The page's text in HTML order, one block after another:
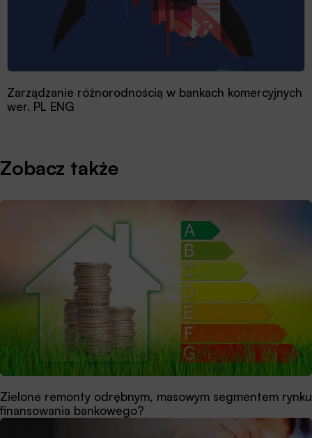
Zarządzanie różnorodnością w bankach komercyjnych
wer. PL ENG
Zobacz także
Zielone remonty odrębnym, masowym segmentem rynku
finansowania bankowego?